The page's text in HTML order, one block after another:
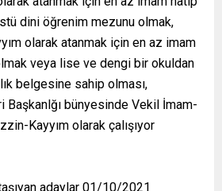
dini öğrenim mezunu olmak,
olarak atanmak için en az imam
veya lise ve dengi bir okuldan
belgesine sahip olması,
Başkanlğı bünyesinde Vekil İmam-
Kayyım olarak çalışıyor
adaylar 01/10/2021